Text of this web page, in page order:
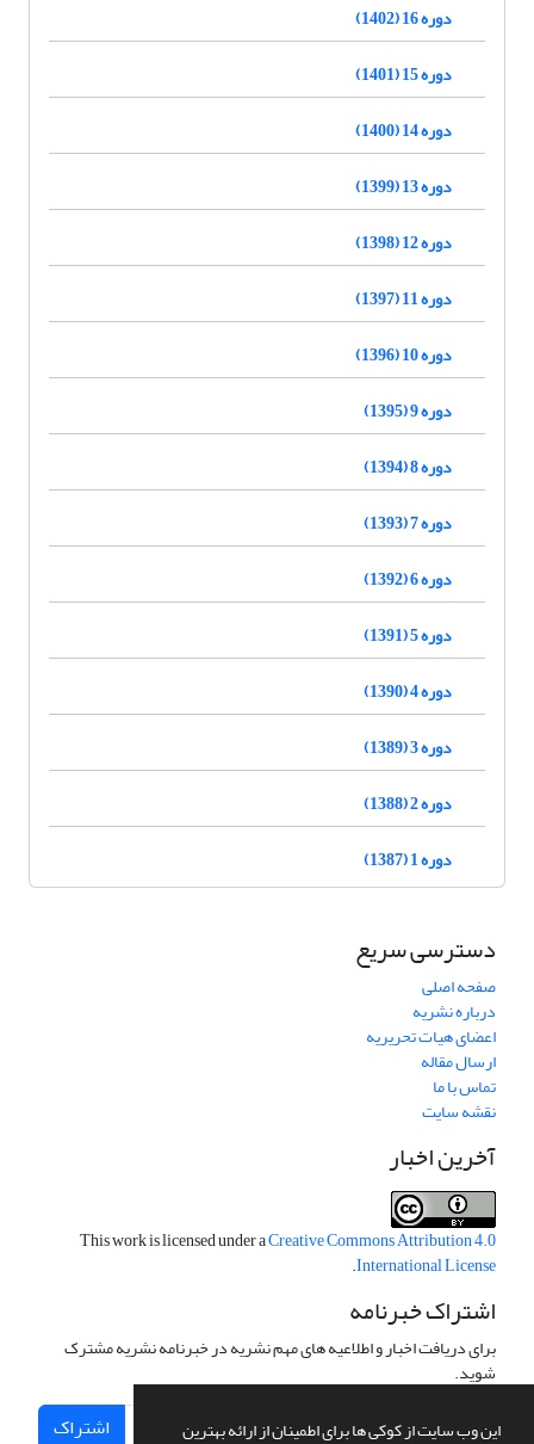
این وب سایت از کوکی ها برای اطمینان از ارائه بهترین
دوره 16 (1402)
دوره 15 (1401)
دوره 14 (1400)
دوره 13 (1399)
دوره 12 (1398)
دوره 11 (1397)
دوره 10 (1396)
دوره 9 (1395)
دوره 8 (1394)
دوره 7 (1393)
دوره 6 (1392)
دوره 5 (1391)
دوره 4 (1390)
دوره 3 (1389)
دوره 2 (1388)
دوره 1 (1387)
دسترسی سریع
صفحه اصلی
درباره نشریه
اعضای هیات تحریریه
ارسال مقاله
تماس با ما
نقشه سایت
آخرین اخبار
This work is licensed under aCreative Commons Attribution 4.0
International License
.
اشتراک خبرنامه
برای دریافت اخبار و اطلاعیه های مهم نشریه در خبرنامه نشریه مشترک
شوید.
اشتراک